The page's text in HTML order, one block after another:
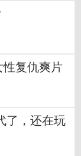
性复仇爽片
了，还在玩